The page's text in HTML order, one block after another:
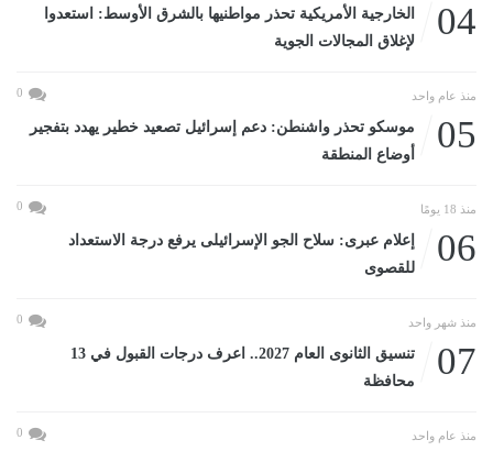
04
الخارجية الأمريكية تحذر مواطنيها بالشرق الأوسط: استعدوا
لإغلاق المجالات الجوية
منذ عام واحد 0
05
موسكو تحذر واشنطن: دعم إسرائيل تصعيد خطير يهدد بتفجير
أوضاع المنطقة
منذ 18 يومًا 0
06
إعلام عبرى: سلاح الجو الإسرائيلى يرفع درجة الاستعداد
للقصوى
منذ شهر واحد 0
07
تنسيق الثانوى العام 2027.. اعرف درجات القبول في 13
محافظة
منذ عام واحد 0